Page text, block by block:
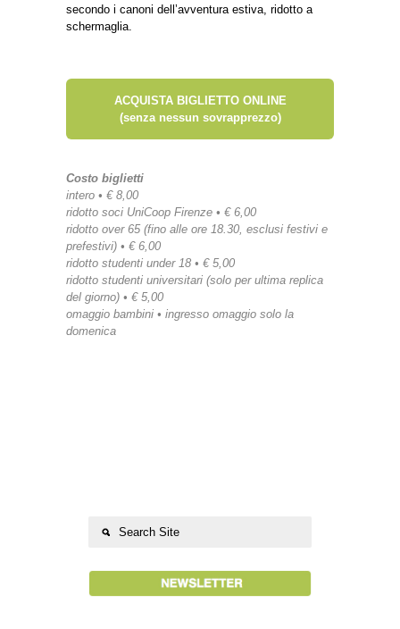
secondo i canoni dell’avventura estiva, ridotto a
schermaglia.
ACQUISTA BIGLIETTO ONLINE
(senza nessun sovrapprezzo)
Costo biglietti
intero • € 8,00
ridotto soci UniCoop Firenze • € 6,00
ridotto over 65 (fino alle ore 18.30, esclusi festivi e
prefestivi) • € 6,00
ridotto studenti under 18 • € 5,00
ridotto studenti universitari (solo per ultima replica
del giorno) • € 5,00
omaggio bambini • ingresso omaggio solo la
domenica